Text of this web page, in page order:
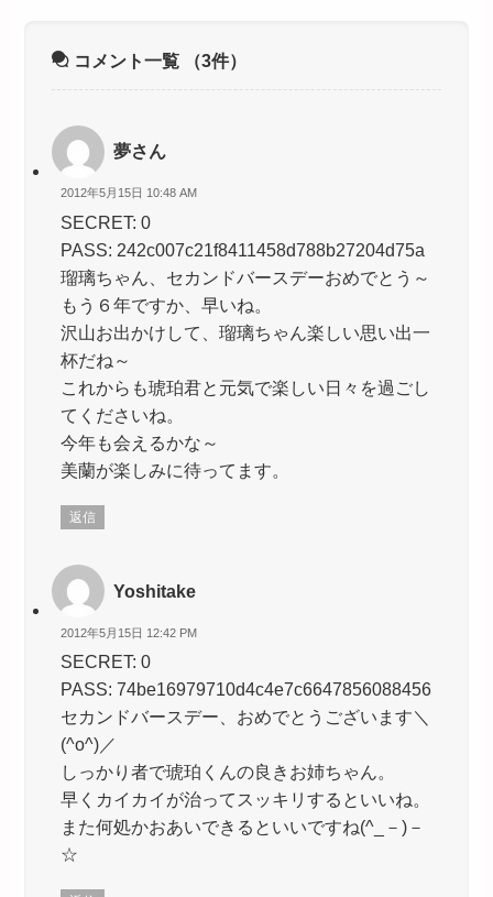
コメント一覧 （3件）
夢さん
2012年5月15日 10:48 AM
SECRET: 0
PASS: 242c007c21f8411458d788b27204d75a
瑠璃ちゃん、セカンドバースデーおめでとう～
もう６年ですか、早いね。
沢山お出かけして、瑠璃ちゃん楽しい思い出一
杯だね～
これからも琥珀君と元気で楽しい日々を過ごし
てくださいね。
今年も会えるかな～
美蘭が楽しみに待ってます。
返信
Yoshitake
2012年5月15日 12:42 PM
SECRET: 0
PASS: 74be16979710d4c4e7c6647856088456
セカンドバースデー、おめでとうございます＼
(^o^)／
しっかり者で琥珀くんの良きお姉ちゃん。
早くカイカイが治ってスッキリするといいね。
また何処かおあいできるといいですね(^_－)－
☆